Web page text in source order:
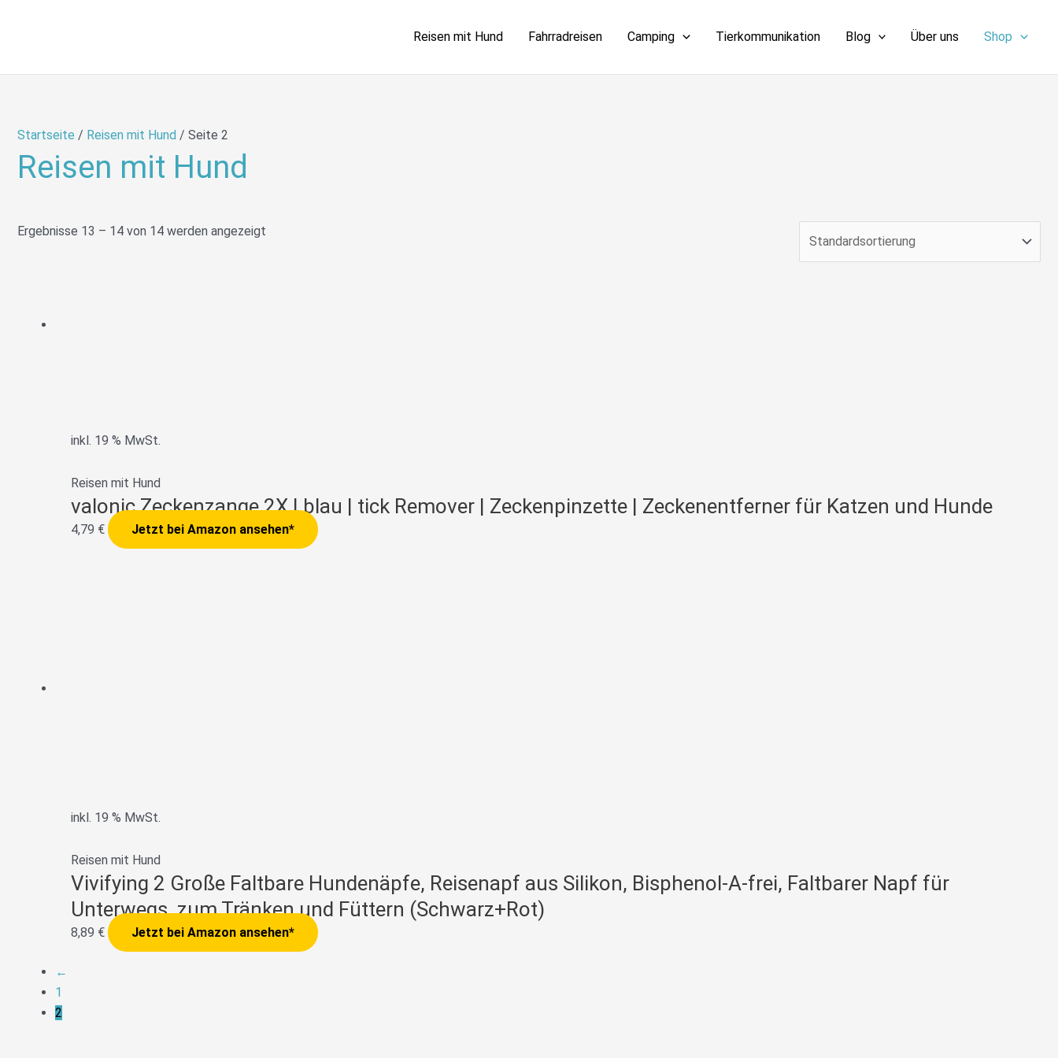
Reisen mit Hund Fahrradreisen Camping Tierkommunikation Blog Über uns Shop
Startseite / Reisen mit Hund / Seite 2
Reisen mit Hund
Ergebnisse 13 – 14 von 14 werden angezeigt
inkl. 19 % MwSt.
Reisen mit Hund
valonic Zeckenzange 2X | blau | tick Remover | Zeckenpinzette | Zeckenentferner für Katzen und Hunde
4,79 € Jetzt bei Amazon ansehen*
inkl. 19 % MwSt.
Reisen mit Hund
Vivifying 2 Große Faltbare Hundenäpfe, Reisenapf aus Silikon, Bisphenol-A-frei, Faltbarer Napf für
Unterwegs, zum Tränken und Füttern (Schwarz+Rot)
8,89 € Jetzt bei Amazon ansehen*
←
1
2